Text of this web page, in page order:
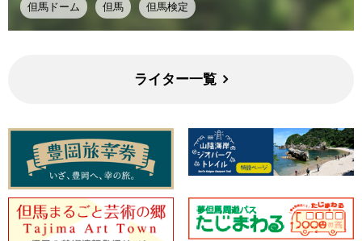
但馬ドーム 但馬 但馬検定
ライター一覧